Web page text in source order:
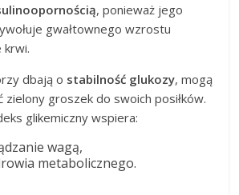
, ponieważ jego
gwałtownego wzrostu
krwi.
dbają o stabilność glukozy, mogą
zielony groszek do swoich posiłków.
glikemiczny wspiera:
wagą,
metabolicznego.